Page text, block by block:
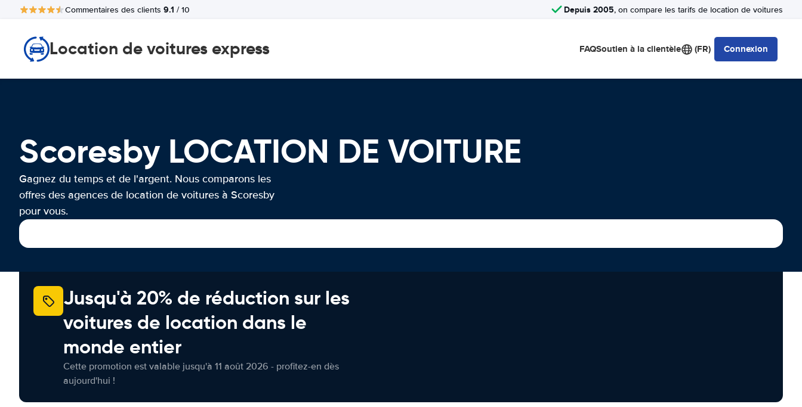
Commentaires des clients 9.1 / 10 Depuis 2005, on compare les tarifs de location de voitures
Location de voitures express FAQSoutien à la clientèle (FR) Connexion
Scoresby LOCATION DE VOITURE
Gagnez du temps et de l'argent. Nous comparons les
offres des agences de location de voitures à Scoresby
pour vous.
Jusqu'à 20% de réduction sur les
voitures de location dans le
monde entier
Cette promotion est valable jusqu'à 11 août 2026 - profitez-en dès
aujourd'hui !